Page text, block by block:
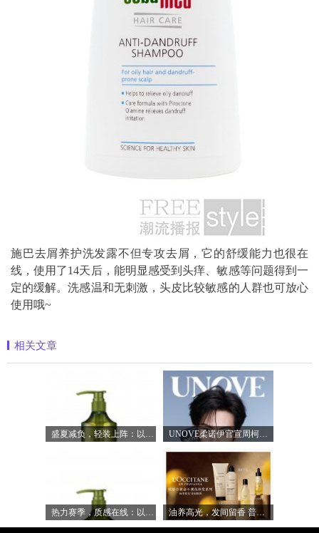
施巴去屑养护洗发露不但专攻去屑，它的舒缓能力也很在
线，使用了14天后，能明显感受到头痒、敏感等问题得到一
定的缓解。洗感温和无刺激，头皮比较敏感的人群也可放心
使用哦~
相关文章